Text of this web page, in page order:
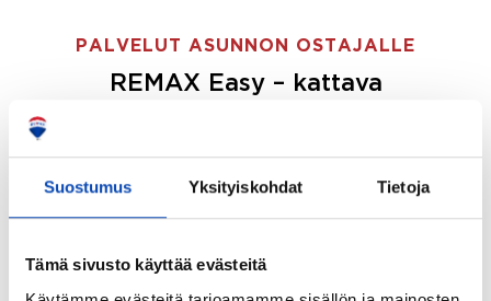
Suostumus Yksityiskohdat Tietoja
Tämä sivusto käyttää evästeitä
PALVELUT ASUNNON OSTAJALLE
REMAX Easy – kattava
ostajille.
Tee ostotoimeksianto ja etsimme juuri